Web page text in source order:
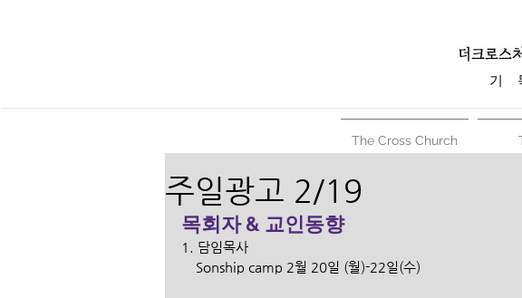
기
The Cross Church
주일광고 2/19
목회자 & 교인동향
1. 담임목사
    Sonship camp 2월 20일 (월)-22일(수)